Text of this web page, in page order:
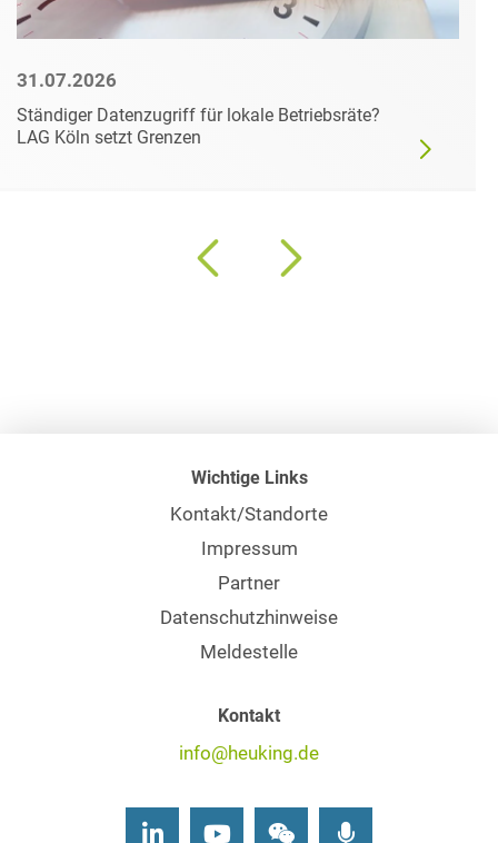
31.07.2026
Ständiger Datenzugriff für lokale Betriebsräte?
LAG Köln setzt Grenzen
Wichtige Links
Kontakt/Standorte
Impressum
Partner
Datenschutzhinweise
Meldestelle
Kontakt
info@heuking.de